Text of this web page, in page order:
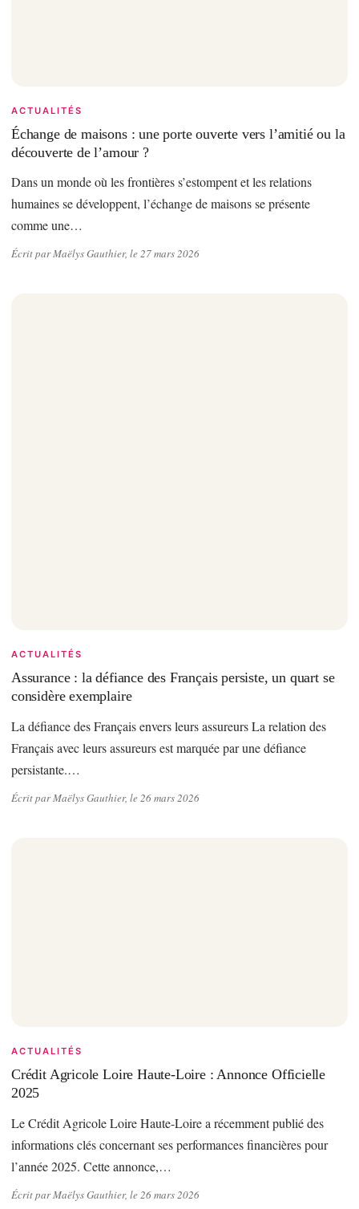
ACTUALITÉS
Échange de maisons : une porte ouverte vers l’amitié ou la
découverte de l’amour ?
Dans un monde où les frontières s’estompent et les relations
humaines se développent, l’échange de maisons se présente
comme une…
Écrit par Maëlys Gauthier, le 27 mars 2026
ACTUALITÉS
Assurance : la défiance des Français persiste, un quart se
considère exemplaire
La défiance des Français envers leurs assureurs La relation des
Français avec leurs assureurs est marquée par une défiance
persistante.…
Écrit par Maëlys Gauthier, le 26 mars 2026
ACTUALITÉS
Crédit Agricole Loire Haute-Loire : Annonce Officielle
2025
Le Crédit Agricole Loire Haute-Loire a récemment publié des
informations clés concernant ses performances financières pour
l’année 2025. Cette annonce,…
Écrit par Maëlys Gauthier, le 26 mars 2026